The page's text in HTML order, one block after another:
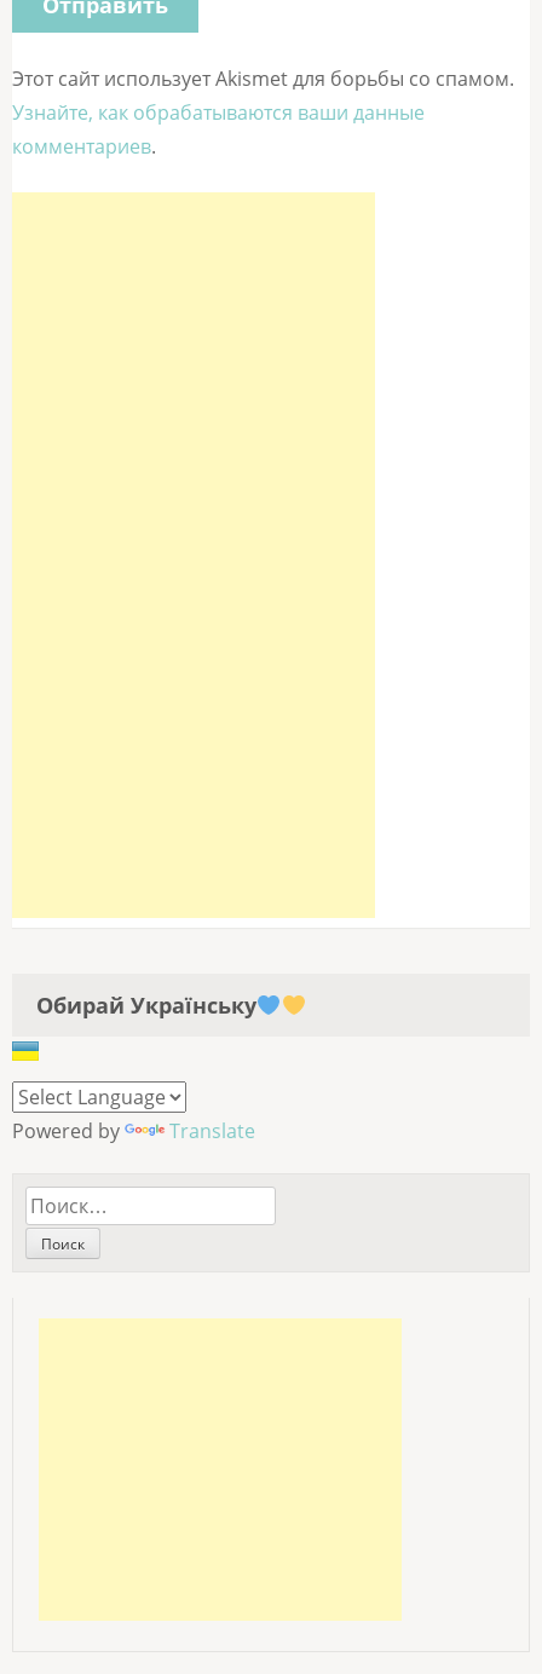
Этот сайт использует Akismet для борьбы со спамом.
Узнайте, как обрабатываются ваши данные
комментариев.
Обирай Українську
Powered by Translate
Найти: